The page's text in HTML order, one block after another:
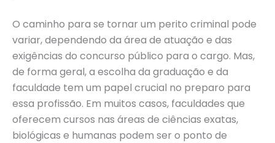
O caminho para se tornar um perito criminal pode
variar, dependendo da área de atuação e das
exigências do concurso público para o cargo. Mas,
de forma geral, a escolha da graduação e da
faculdade tem um papel crucial no preparo para
essa profissão. Em muitos casos, faculdades que
oferecem cursos nas áreas de ciências exatas,
biológicas e humanas podem ser o ponto de